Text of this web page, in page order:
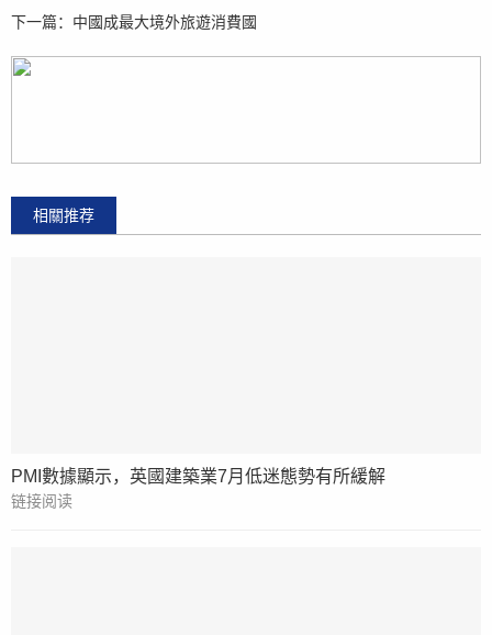
下一篇： 中國成最大境外旅遊消費國
相關推荐
PMI數據顯示，英國建築業7月低迷態勢有所緩解
链接阅读